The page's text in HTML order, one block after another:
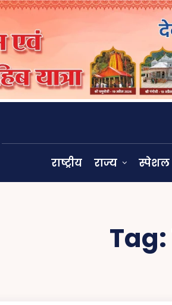
राष्ट्रीय राज्य स्पेशल
Tag: